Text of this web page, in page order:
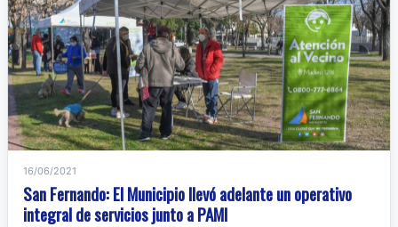
16/06/2021
San Fernando: El Municipio llevó adelante un operativo
integral de servicios junto a PAMI